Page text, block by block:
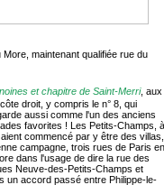
maintenant qualifiée rue du
et chapitre de Saint-Merri, aux
droit, y compris le n° 8, qui
aussi comme l'un des anciens
favorites ! Les Petits-Champs, à
commencé par y être des villas,
campagne, trois rues de Paris en
dans l'usage de dire la rue des
Neuve-des-Petits-Champs et
un accord passé entre Philippe-le-